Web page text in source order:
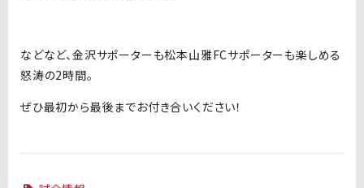
などなど、金沢サポーターも松本山雅FCサポーターも楽しめる
怒涛の2時間。
ぜひ最初から最後までお付き合いください！